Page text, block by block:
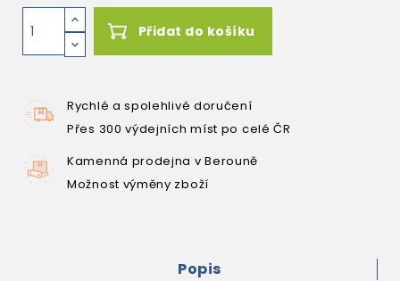
Přidat do košíku
Rychlé a spolehlivé doručení
Přes 300 výdejních míst po celé ČR
Kamenná prodejna v Berouně
Možnost výměny zboží
Popis